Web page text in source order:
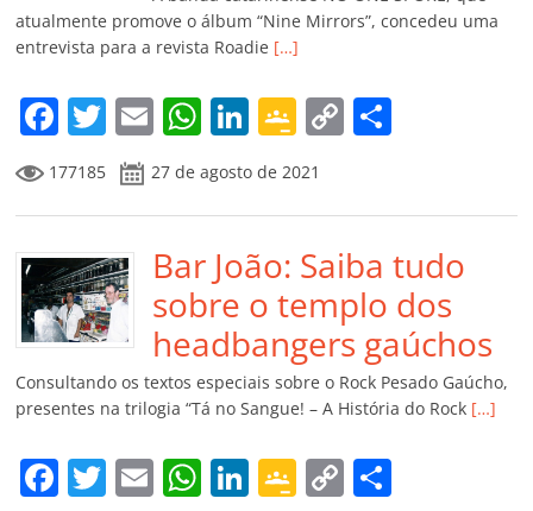
ro
o
m
atualmente promove o álbum “Nine Mirrors”, concedeu uma
entrevista para a revista Roadie […]
F
a
c
e
b
o
o
k
T
w
itt
er
E
m
ai
l
W
at
s
A
p
p
Li
n
k
e
dI
n
G
o
o
gl
e
Cl
a
ss
ro
o
m
C
y
Li
n
k
p
ar
til
h
ar
177185 27 de agosto de 2021
Bar João: Saiba tudo
sobre o templo dos
headbangers gaúchos
Consultando os textos especiais sobre o Rock Pesado Gaúcho,
presentes na trilogia “Tá no Sangue! – A História do Rock […]
F T E W Li G C